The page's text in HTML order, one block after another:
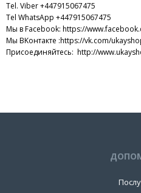
Tel. Viber+447915067475
Tel WhatsApp +447915067475
Мы в Facebook: https://
Мы ВKонтакте :https://vk.com/
Присоединяйтесь: http://